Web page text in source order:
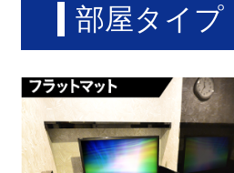
部屋タイプ